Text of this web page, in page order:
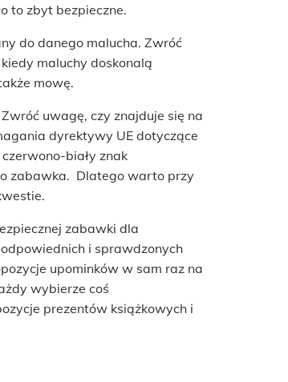
to zbyt bezpieczne.
do danego malucha. Zwróć
maluchy doskonalą
mowę.
uwagę, czy znajduje się na
dyrektywy UE dotyczące
biały znak
zabawka. Dlatego warto przy
zabawki dla
i sprawdzonych
upominków w sam raz na
wybierze coś
prezentów książkowych i